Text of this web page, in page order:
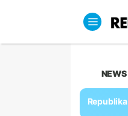
NEWS
Republika